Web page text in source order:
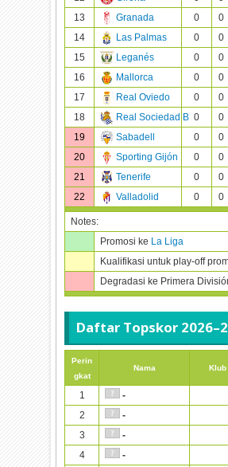
13
Granada 0 0
14
Las Palmas 0 0
15
Leganés 0 0
16
Mallorca 0 0
17
Real Oviedo 0 0
18
Real Sociedad B 0 0
19
Sabadell 0 0
20
Sporting Gijón 0 0
21
Tenerife 0 0
22
Valladolid 0 0
Notes:
Promosi ke La Liga
Kualifikasi untuk play-off
Degradasi ke Primera
Daftar Topskor
Perin
gkat
Nama Klub
1 -
2
-
3
-
4
-